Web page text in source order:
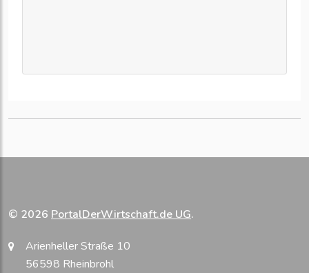
© 2026 PortalDerWirtschaft.de UG.
Arienheller Straße 10
56598 Rheinbrohl